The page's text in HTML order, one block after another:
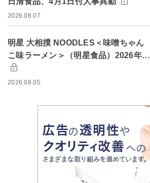
2026.08.07
明星 大相撲 NOODLES＜味噌ちゃん
こ味ラーメン＞（明星食品）2026年…
2026.08.05